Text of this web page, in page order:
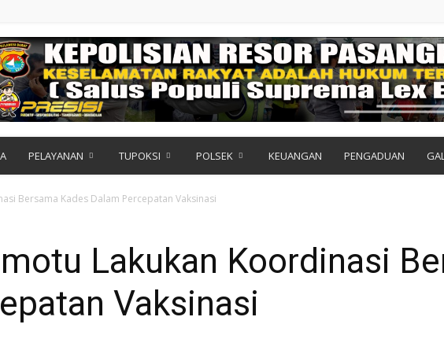
PELAYANAN TUPOKSI POLSEK KEUANGAN PENGADUAN
Bersama Kades Dalam Percepatan Vaksinasi
Lakukan Koordinasi
Vaksinasi